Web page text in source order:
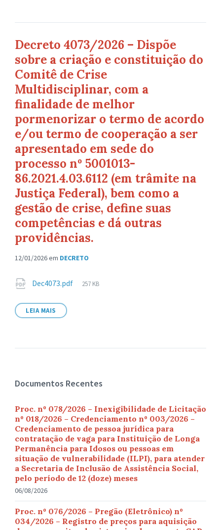
Decreto 4073/2026 – Dispõe
sobre a criação e constituição do
Comitê de Crise
Multidisciplinar, com a
finalidade de melhor
pormenorizar o termo de acordo
e/ou termo de cooperação a ser
apresentado em sede do
processo nº 5001013-
86.2021.4.03.6112 (em trâmite na
Justiça Federal), bem como a
gestão de crise, define suas
competências e dá outras
providências.
12/01/2026em DECRETO
Anexos
Dec4073.pdf
Tamanho
257 KB
LEIA MAIS
Documentos Recentes
Proc. nº 078/2026 – Inexigibilidade de Licitação
nº 018/2026 – Credenciamento nº 003/2026 –
Credenciamento de pessoa jurídica para
contratação de vaga para Instituição de Longa
Permanência para Idosos ou pessoas em
situação de vulnerabilidade (ILPI), para atender
a Secretaria de Inclusão de Assistência Social,
pelo período de 12 (doze) meses
06/08/2026
Proc. nº 076/2026 – Pregão (Eletrônico) nº
034/2026 – Registro de preços para aquisição